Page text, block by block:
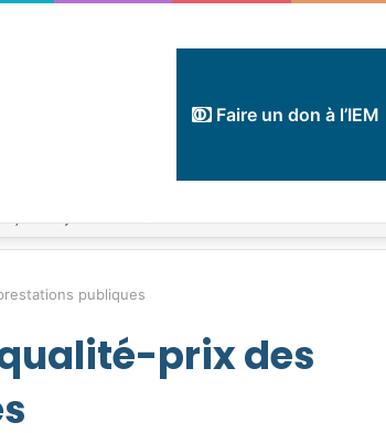
Faire un don à l’IEM
publiques
prix des